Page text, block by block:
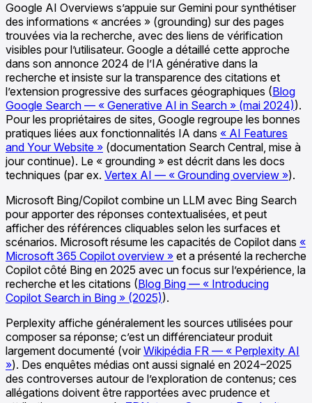
Google AI Overviews s’appuie sur Gemini pour synthétiser
des informations « ancrées » (grounding) sur des pages
trouvées via la recherche, avec des liens de vérification
visibles pour l’utilisateur. Google a détaillé cette approche
dans son annonce 2024 de l’IA générative dans la
recherche et insiste sur la transparence des citations et
l’extension progressive des surfaces géographiques (Blog
Google Search — « Generative AI in Search » (mai 2024)).
Pour les propriétaires de sites, Google regroupe les bonnes
pratiques liées aux fonctionnalités IA dans « AI Features
and Your Website » (documentation Search Central, mise à
jour continue). Le « grounding » est décrit dans les docs
techniques (par ex. Vertex AI — « Grounding overview »).
Microsoft Bing/Copilot combine un LLM avec Bing Search
pour apporter des réponses contextualisées, et peut
afficher des références cliquables selon les surfaces et
scénarios. Microsoft résume les capacités de Copilot dans «
Microsoft 365 Copilot overview » et a présenté la recherche
Copilot côté Bing en 2025 avec un focus sur l’expérience, la
recherche et les citations (Blog Bing — « Introducing
Copilot Search in Bing » (2025)).
Perplexity affiche généralement les sources utilisées pour
composer sa réponse; c’est un différenciateur produit
largement documenté (voirWikipédia FR — « Perplexity AI
»). Des enquêtes médias ont aussi signalé en 2024–2025
des controverses autour de l’exploration de contenus; ces
allégations doivent être rapportées avec prudence et